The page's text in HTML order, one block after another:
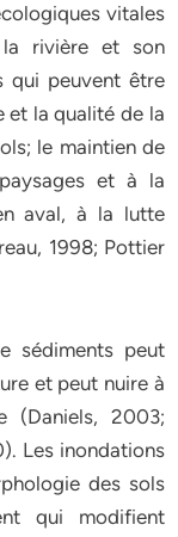
vitales
la rivière et son
qui peuvent être
et la qualité de la
le maintien de
et à la
aval, à la lutte
1998; Pottier
sédiments peut
et peut nuire à
(Daniels, 2003;
Les inondations
des sols
qui modifient